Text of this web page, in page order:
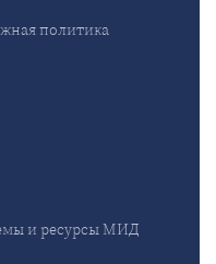
политика
и ресурсы МИД